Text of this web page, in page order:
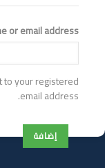
الأساسية
or email address
your registered
email address.